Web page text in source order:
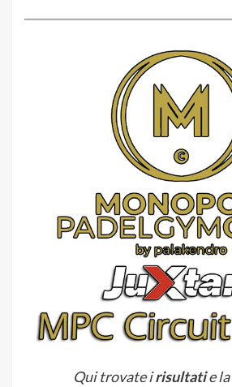
Qui trovate irisultatie la